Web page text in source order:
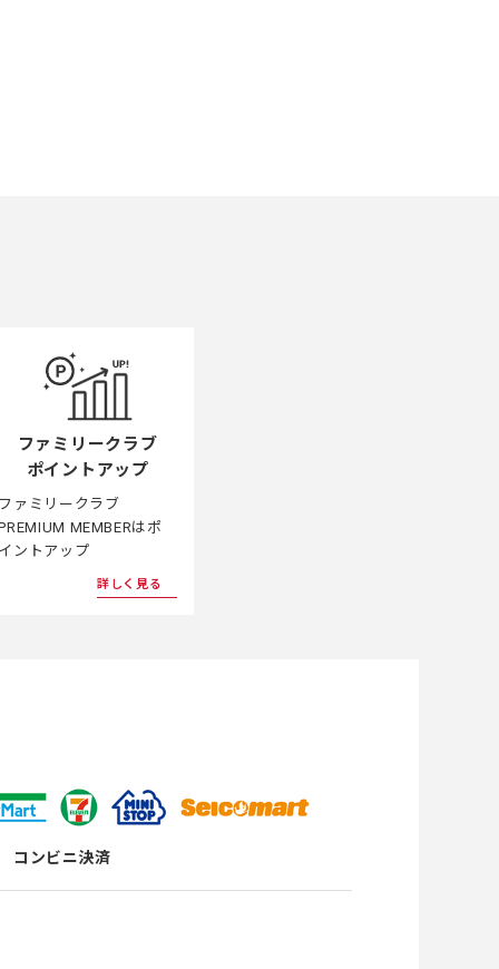
ファミリークラブ
ポイントアップ
ァミリークラブ
MEMBERはポ
ントアップ
詳しく見る
コンビニ決済